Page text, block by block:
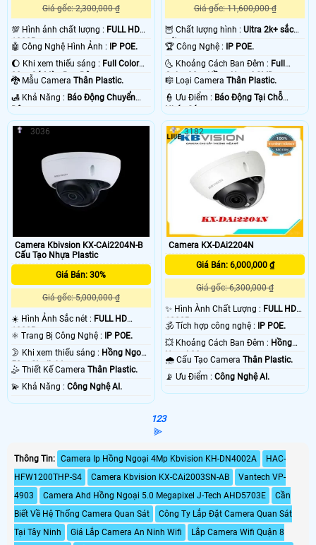
Giá gốc: 2,300,000 ₫
💯 Hình ảnh chất lượng : FULL HD
1080P .
🤖️ Công Nghệ Hình Ảnh : IP POE.
🌔 Khi xem thiếu sáng : Full Color
20m Có Màu Ban Đêm.
🐉️ Mẫu Camera Thân Plastic.
️🛃 Khả Năng : Báo Động Chuyển
Động.
Giá gốc: 11,600,000 ₫
🦉 Chất lượng hình :Ultra 2k+ sắc
nét .
🏆 Công Nghệ : IP POE.
🌜 Khoảng Cách Ban Đêm : Full
Color 30m Hồng Ngoại SMD.
🎼️ Loại CameraThân Plastic.
️👮 Ưu Điểm : Báo Động Tại Chỗ
Nháy Sáng.
Camera Kbivsion KX-CAi2204N-B
Cấu Tạo Nhựa Plastic
Giá Bán: 30%
Giá gốc: 5,000,000 ₫
☀️ Hình Ảnh Sắc nét : FULL HD
1080P .
⚛️ Trang Bị Công Nghệ :
IP POE.
🌛 Khi xem thiếu sáng : Hồng Ngoại
50m Starlight.
🤹 Thiết Kế Camera Thân Plastic.
️💫 Khả Năng : Công Nghệ AI.
3036
Camera KX-DAi2204N
Giá Bán: 6,000,000 ₫
Giá gốc: 6,300,000 ₫
✨ Hình Ành Chất Lượng : FULL HD
1080P .
🕉️ Tích hợp công nghệ :
IP POE.
💥 Khoảng Cách Ban Đêm : Hồng
Ngoại 30m .
🌧️ Cấu Tạo CameraThân Plastic.
️📡 Ưu Điểm :Công Nghệ AI.
3182
123
⫸
Thông Tin: Camera Ip Hồng Ngoại 4Mp Kbvision KH-DN4002A
HAC-
HFW1200THP-S4
Camera Kbvision KX-CAi2003SN-AB
Vantech VP-
4903
Camera Ahd Hồng Ngoại 5.0 Megapixel J-Tech AHD5703E
Cần
Biết Về Hệ Thống Camera Quan Sát
Công Ty Lắp Đặt Camera Quan Sát
Tại Tây Ninh
Giá Lắp Camera An Ninh Wifi
Lắp Camera Wifi Quận 8